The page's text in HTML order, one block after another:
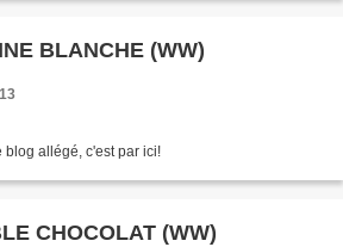
BLANCHE (WW)
blog allégé, c'est par ici!
CHOCOLAT (WW)